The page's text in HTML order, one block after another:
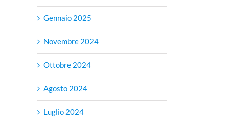
Gennaio 2025
Novembre 2024
Ottobre 2024
Agosto 2024
Luglio 2024